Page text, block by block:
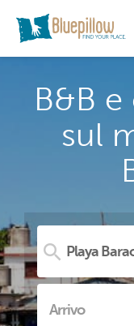
B&B
sul